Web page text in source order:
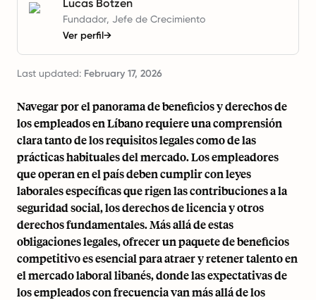
Lucas Botzen
Fundador, Jefe de Crecimiento
Ver perfil→
Last updated: February 17, 2026
Navegar por el panorama de beneficios y derechos de
los empleados en Líbano requiere una comprensión
clara tanto de los requisitos legales como de las
prácticas habituales del mercado. Los empleadores
que operan en el país deben cumplir con leyes
laborales específicas que rigen las contribuciones a la
seguridad social, los derechos de licencia y otros
derechos fundamentales. Más allá de estas
obligaciones legales, ofrecer un paquete de beneficios
competitivo es esencial para atraer y retener talento en
el mercado laboral libanés, donde las expectativas de
los empleados con frecuencia van más allá de los